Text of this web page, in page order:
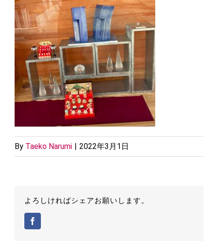
By Taeko Narumi | 2022年3月1日
よろしければシェアお願いします。